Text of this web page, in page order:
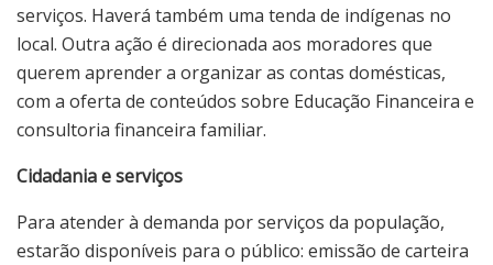
serviços. Haverá também uma tenda de indígenas no
local. Outra ação é direcionada aos moradores que
querem aprender a organizar as contas domésticas,
com a oferta de conteúdos sobre Educação Financeira e
consultoria financeira familiar.
Cidadania e serviços
Para atender à demanda por serviços da população,
estarão disponíveis para o público: emissão de carteira